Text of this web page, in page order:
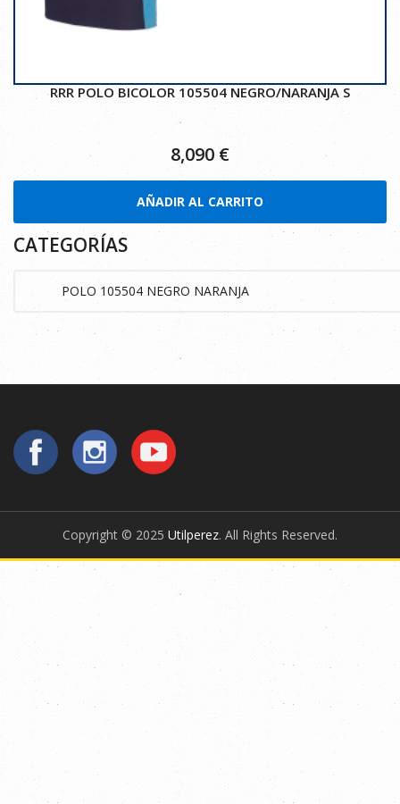
RRR POLO BICOLOR 105504 NEGRO/NARANJA S
8,090 €
AÑADIR AL CARRITO
CATEGORÍAS
Copyright © 2025 Utilperez. All Rights Reserved.